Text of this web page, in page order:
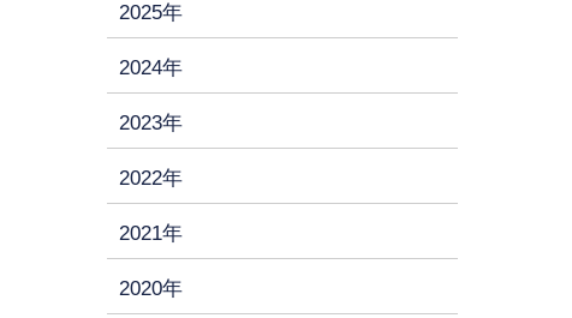
2025年
2024年
2023年
2022年
2021年
2020年